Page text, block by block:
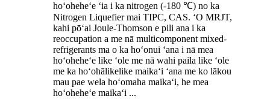
hoʻoheheʻe ʻia i ka nitrogen (-180 ℃) no ka
Nitrogen Liquefier mai TIPC, CAS. ʻO MRJT,
kahi pōʻai Joule-Thomson e pili ana i ka
reoccupation a me nā multicomponent mixed-
refrigerants ma o ka hoʻonui ʻana i nā mea
hoʻoheheʻe like ʻole me nā wahi paila like ʻole
me ka hoʻohālikelike maikaʻi ʻana me ko lākou
mau pae wela hoʻomaha maikaʻi, he mea
hoʻoheheʻe maikaʻi ...